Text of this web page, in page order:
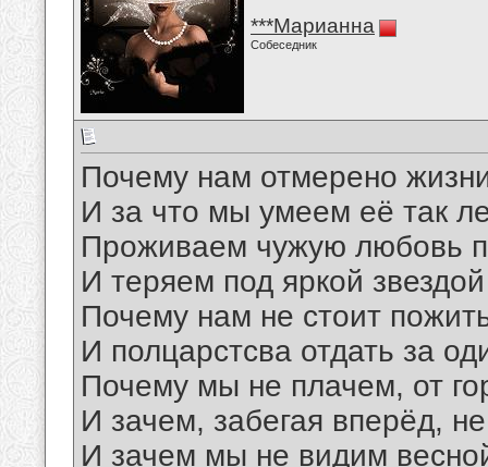
***Марианна
Собеседник
Почему нам отмерено
И за что мы умеем её так
Проживаем чужую любовь
И теряем под яркой
Почему нам не стоит
И полцарстсва отдать за
Почему мы не плачем, от
И зачем, забегая вперёд,
И зачем мы не видим